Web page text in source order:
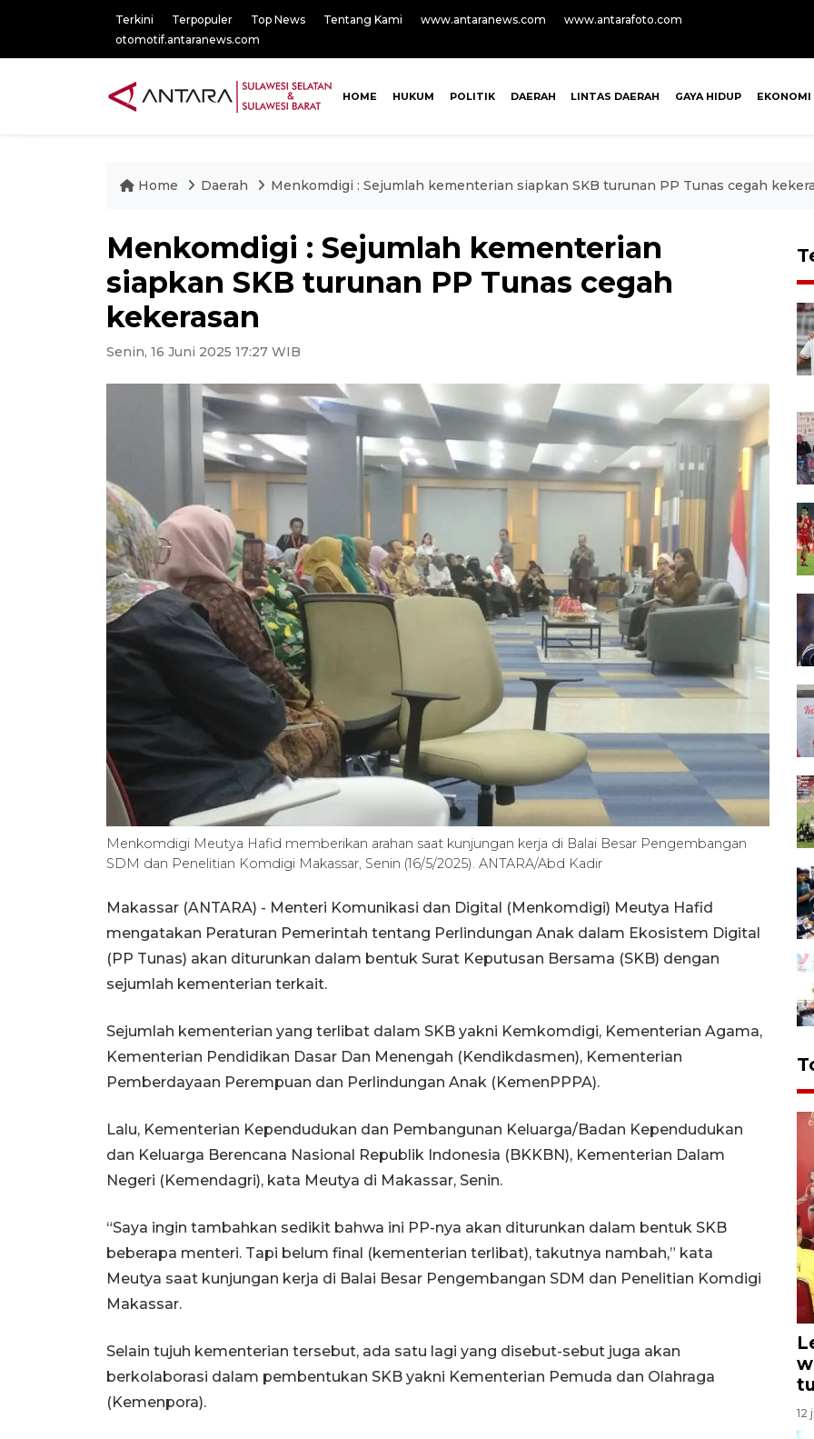
Terkini Terpopuler Top News Tentang Kami www.antaranews.com
www.antarafoto.com
otomotif.antaranews.com
HOME HUKUM POLITIK DAERAH LINTAS DAERAH GAYA HIDUP EKONOMI
Home Daerah Menkomdigi : Sejumlah kementerian siapkan SKB turunan PP Tunas cegah
Menkomdigi : Sejumlah kementerian
siapkan SKB turunan PP Tunas cegah
kekerasan
Senin, 16 Juni 2025 17:27 WIB
Menkomdigi Meutya Hafid memberikan arahan saat kunjungan kerja di Balai Besar Pengembangan
SDM dan Penelitian Komdigi Makassar, Senin (16/5/2025). ANTARA/Abd Kadir
Makassar (ANTARA) - Menteri Komunikasi dan Digital (Menkomdigi) Meutya Hafid
mengatakan Peraturan Pemerintah tentang Perlindungan Anak dalam Ekosistem Digital
(PP Tunas) akan diturunkan dalam bentuk Surat Keputusan Bersama (SKB) dengan
sejumlah kementerian terkait.
Sejumlah kementerian yang terlibat dalam SKB yakni Kemkomdigi, Kementerian Agama,
Kementerian Pendidikan Dasar Dan Menengah (Kendikdasmen), Kementerian
Pemberdayaan Perempuan dan Perlindungan Anak (KemenPPPA).
Lalu, Kementerian Kependudukan dan Pembangunan Keluarga/Badan Kependudukan
dan Keluarga Berencana Nasional Republik Indonesia (BKKBN), Kementerian Dalam
Negeri (Kemendagri), kata Meutya di Makassar, Senin.
“Saya ingin tambahkan sedikit bahwa ini PP-nya akan diturunkan dalam bentuk SKB
beberapa menteri. Tapi belum final (kementerian terlibat), takutnya nambah,” kata
Meutya saat kunjungan kerja di Balai Besar Pengembangan SDM dan Penelitian Komdigi
Makassar.
Selain tujuh kementerian tersebut, ada satu lagi yang disebut-sebut juga akan
berkolaborasi dalam pembentukan SKB yakni Kementerian Pemuda dan Olahraga
(Kemenpora).
12